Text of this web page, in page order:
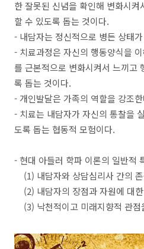
한 잘못된 신념을 확인해 변화시켜
할 수 있도록 돕는 것이다.
- 내담자는 정신적으로 병든 상태
- 치료과정은 자신의 행동양식을
를 근본적으로 변화시켜서 느끼고
록 돕는 것이다.
- 개인발달은 가족의 역할을 강조
- 치료는 내담자가 자신의 통찰을
도록 돕는 협동적 모험이다.
- 현대 아들러 학파 이론의 일반적
(1) 내담자와 상담심리사 간의
(2) 내담자의 장점과 자원에 대
(3) 낙천적이고 미래지향적 관점